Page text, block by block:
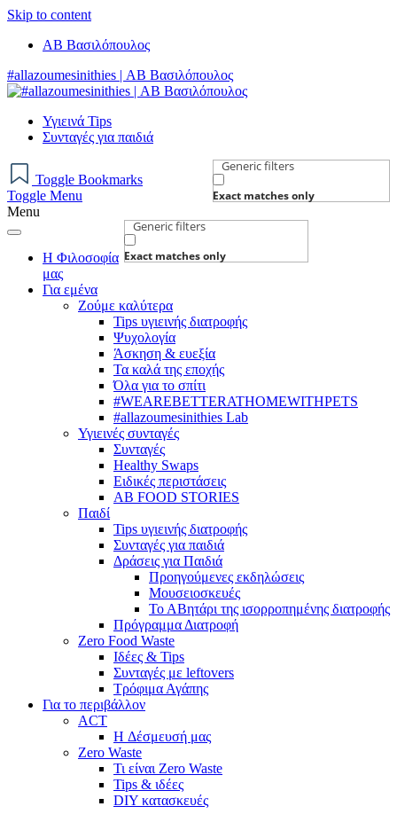
Skip to content
AB Βασιλόπουλος
#allazoumesinithies | ΑΒ Βασιλόπουλος
Υγιεινά Tips
Συνταγές για παιδιά
Generic filters
Exact matches only
Toggle Bookmarks
Toggle Menu
Menu
Generic filters
Exact matches only
Η Φιλοσοφία
μας
Για εμένα
Ζούμε καλύτερα
Tips υγιεινής διατροφής
Ψυχολογία
Άσκηση & ευεξία
Τα καλά της εποχής
Όλα για το σπίτι
#WEAREBETTERATHOMEWITHPETS
#allazoumesinithies Lab
Υγιεινές συνταγές
Συνταγές
Healthy Swaps
Ειδικές περιστάσεις
AB FOOD STORIES
Παιδί
Tips υγιεινής διατροφής
Συνταγές για παιδιά
Δράσεις για Παιδιά
Προηγούμενες εκδηλώσεις
Μουσειοσκευές
Το ΑΒητάρι της ισορροπημένης διατροφής
Πρόγραμμα Διατροφή
Zero Food Waste
Ιδέες & Tips
Συνταγές με leftovers
Τρόφιμα Αγάπης
Για το περιβάλλον
ACT
H Δέσμευσή μας
Zero Waste
Τι είναι Zero Waste
Tips & ιδέες
DIY κατασκευές